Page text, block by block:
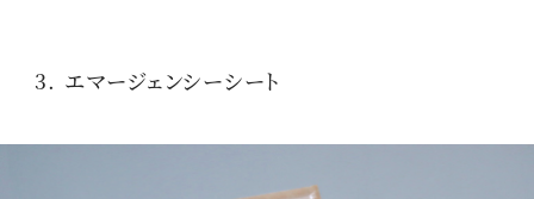
3. エマージェンシーシート